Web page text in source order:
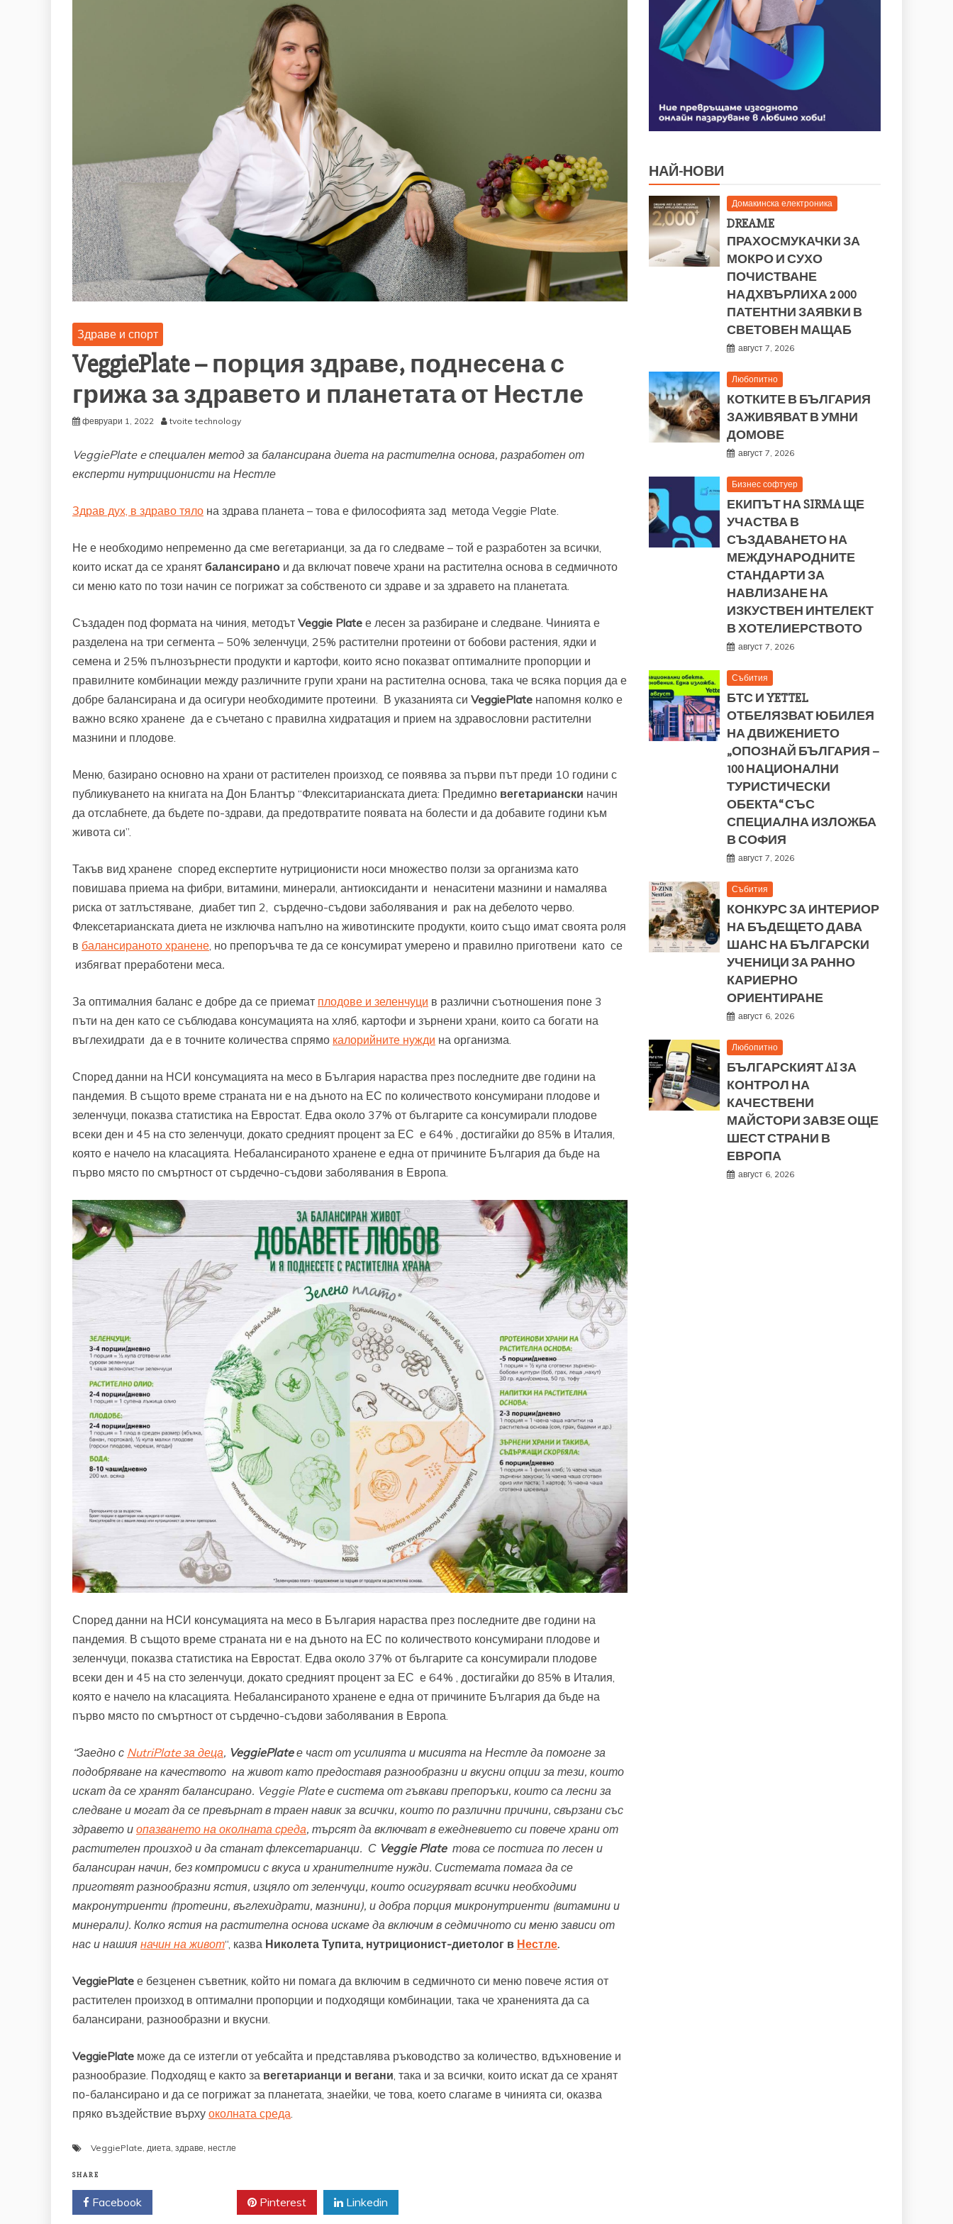
Здраве и спорт
VeggiePlate – порция здраве, поднесена с
грижа за здравето и планетата от Нестле
февруари 1, 2022 tvoite technology
VeggiePlate eспециален метод за балансирана диета на растителна основа, разработен от
експерти нутриционисти на Нестле
Здрав дух, в здраво тяло на здрава планета – това е философията зад метода Veggie Plate.
Не е необходимо непременно да сме вегетарианци, за да го следваме – той е разработен за всички,
които искат да се хранят балансирано и да включат повече храни на растителна основа в седмичното
си меню като по този начин се погрижат за собственото си здраве и за здравето на планетата.
Създаден под формата на чиния, методът Veggie Plate е лесен за разбиране и следване. Чинията е
разделена на три сегмента – 50% зеленчуци, 25% растителни протеини от бобови растения, ядки и
семена и 25% пълнозърнести продукти и картофи, които ясно показват оптималните пропорции и
правилните комбинации между различните групи храни на растителна основа, така че всяка порция да е
добре балансирана и да осигури необходимите протеини. В указанията си VeggiePlate напомня колко е
важно всяко хранене да е съчетано с правилна хидратация и прием на здравословни растителни
мазнини и плодове.
Меню, базирано основно на храни от растителен произход, се появява за първи път преди 10 години с
публикуването на книгата на Дон Блантър “Флекситарианската диета: Предимно вегетариански начин
да отслабнете, да бъдете по-здрави, да предотвратите появата на болести и да добавите години към
живота си”.
Такъв вид хранене според експертите нутриционисти носи множество ползи за организма като
повишава приема на фибри, витамини, минерали, антиоксиданти и ненаситени мазнини и намалява
риска от затлъстяване, диабет тип 2, сърдечно-съдови заболявания и рак на дебелото черво.
Флексетарианската диета не изключва напълно на животинските продукти, които също имат своята роля
в балансираното хранене, но препоръчва те да се консумират умерено и правилно приготвени като се
избягват преработени меса.
За оптималния баланс е добре да се приемат плодове и зеленчуци в различни съотношения поне 3
пъти на ден като се съблюдава консумацията на хляб, картофи и зърнени храни, които са богати на
въглехидрати да е в точните количества спрямо калорийните нужди на организма.
Според данни на НСИ консумацията на месо в България нараства през последните две години на
пандемия. В същото време страната ни е на дъното на ЕС по количеството консумирани плодове и
зеленчуци, показва статистика на Евростат. Едва около 37% от българите са консумирали плодове
всеки ден и 45 на сто зеленчуци, докато средният процент за ЕС е 64% , достигайки до 85% в Италия,
която е начело на класацията. Небалансираното хранене е една от причините България да бъде на
първо място по смъртност от сърдечно-съдови заболявания в Европа.
Според данни на НСИ консумацията на месо в България нараства през последните две години на
пандемия. В същото време страната ни е на дъното на ЕС по количеството консумирани плодове и
зеленчуци, показва статистика на Евростат. Едва около 37% от българите са консумирали плодове
всеки ден и 45 на сто зеленчуци, докато средният процент за ЕС е 64% , достигайки до 85% в Италия,
която е начело на класацията. Небалансираното хранене е една от причините България да бъде на
първо място по смъртност от сърдечно-съдови заболявания в Европа.
“Заедно с NutriPlate за деца, VeggiePlateе част от усилията и мисията на Нестле да помогне за
подобряване на качеството на живот като предоставя разнообразни и вкусни опции за тези, които
искат да се хранят балансирано. Veggie Plateе система от гъвкави препоръки, които са лесни за
следване и могат да се превърнат в траен навик за всички, които по различни причини, свързани със
здравето и опазването на околната среда, търсят да включват в ежедневието си повече храни от
растителен произход и да станат флексетарианци. С Veggie Plate това се постига по лесен и
балансиран начин, без компромиси с вкуса и хранителните нужди. Системата помага да се
приготвят разнообразни ястия, изцяло от зеленчуци, които осигуряват всички необходими
макронутриенти (протеини, въглехидрати, мазнини), и добра порция микронутриенти (витамини и
минерали). Колко ястия на растителна основа искаме да включим в седмичното си меню зависи от
нас и нашия начин на живот“, казва Николета Тупита, нутриционист-диетолог в Нестле.
VeggiePlate е безценен съветник, който ни помага да включим в седмичното си меню повече ястия от
растителен произход в оптимални пропорции и подходящи комбинации, така че храненията да са
балансирани, разнообразни и вкусни.
VeggiePlate може да се изтегли от уебсайта и представлява ръководство за количество, вдъхновение и
разнообразие. Подходящ е както за вегетарианци и вегани , така и за всички, които искат да се хранят
по-балансирано и да се погрижат за планетата, знаейки, че това, което слагаме в чинията си, оказва
пряко въздействие върху околната среда
VeggiePlate диета здраве нестле
SHARE
Facebook Pinterest Linkedin
НАЙ-НОВИ
Домакинска електроника
DREAME
ПРАХОСМУКАЧКИ ЗА
МОКРО И СУХО
ПОЧИСТВАНЕ
НАДХВЪРЛИХА 2 000
ПАТЕНТНИ ЗАЯВКИ В
СВЕТОВЕН МАЩАБ
август 7, 2026
Любопитно
КОТКИТЕ В БЪЛГАРИЯ
ЗАЖИВЯВАТ В УМНИ
ДОМОВЕ
август 7, 2026
Бизнес софтуер
ЕКИПЪТ НА SIRMA ЩЕ
УЧАСТВА В
СЪЗДАВАНЕТО НА
МЕЖДУНАРОДНИТЕ
СТАНДАРТИ ЗА
НАВЛИЗАНЕ НА
ИЗКУСТВЕН ИНТЕЛЕКТ
В ХОТЕЛИЕРСТВОТО
август 7, 2026
Събития
БТС И YETTEL
ОТБЕЛЯЗВАТ ЮБИЛЕЯ
НА ДВИЖЕНИЕТО
„ОПОЗНАЙ БЪЛГАРИЯ –
100 НАЦИОНАЛНИ
ТУРИСТИЧЕСКИ
ОБЕКТА“ СЪС
СПЕЦИАЛНА ИЗЛОЖБА
В СОФИЯ
август 7, 2026
Събития
КОНКУРС ЗА ИНТЕРИОР
НА БЪДЕЩЕТО ДАВА
ШАНС НА БЪЛГАРСКИ
УЧЕНИЦИ ЗА РАННО
КАРИЕРНО
ОРИЕНТИРАНЕ
август 6, 2026
Любопитно
БЪЛГАРСКИЯТ AI ЗА
КОНТРОЛ НА
КАЧЕСТВЕНИ
МАЙСТОРИ ЗАВЗЕ ОЩЕ
ШЕСТ СТРАНИ В
ЕВРОПА
август 6, 2026